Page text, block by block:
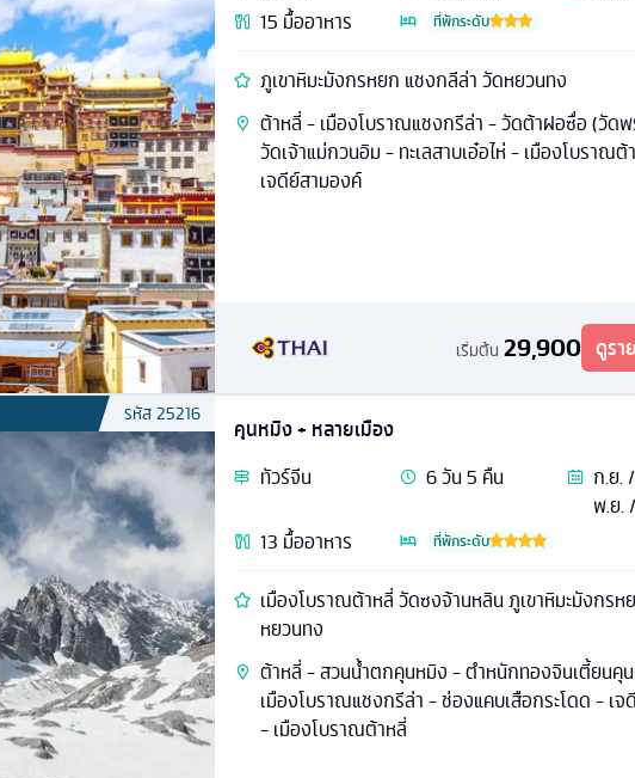
15 มื้ออาหาร ที่พักระดับ
ภูเขาหิมะมังกรหยก แชงกลีล่า วัดหยวนทง
ต้าหลี่ - เมืองโบราณแชงกรีล่า - วัดต้าฝอซื่อ (วัด
วัดเจ้าแม่กวนอิม - ทะเลสาบเอ๋อไห่ - เมืองโบราณ
เจดีย์สามองค์
เริ่มต้น 29,900 ดูรา
รหัส25216
คุนหมิง + หลายเมือง
ทัวร์จีน 6วัน5 คืน
ก.ย.
พ.ย.
13 มื้ออาหาร ที่พักระดับ
เมืองโบราณต้าหลี่ วัดซงจ้านหลิน ภูเขาหิมะมังกรห
หยวนทง
ต้าหลี่ - สวนน้ำตกคุนหมิง - ตำหนักทองจินเตี้ยนคุ
เมืองโบราณแชงกรีล่า - ช่องแคบเสือกระโดด - เ
- เมืองโบราณต้าหลี่